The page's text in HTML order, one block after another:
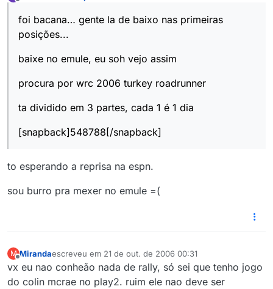
foi bacana… gente la de baixo nas primeiras
posições...
baixe no emule, eu soh vejo assim
procura por wrc 2006 turkey roadrunner
ta dividido em 3 partes, cada 1 é 1 dia
[snapback]548788[/snapback]
to esperando a reprisa na espn.
sou burro pra mexer no emule =(
M Mirandaescreveu em 21 de out. de 2006 00:31
última edição por
vx eu nao conheão nada de rally, só sei que tenho jogo
do colin mcrae no play2. ruim ele nao deve ser